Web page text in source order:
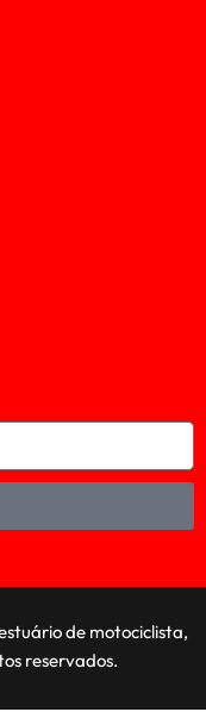
de motociclista,
reservados.